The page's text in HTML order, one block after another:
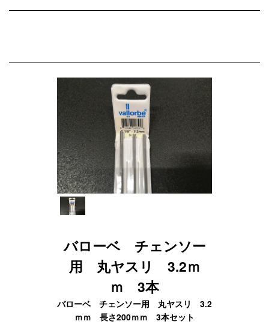
バローベ チェンソー
用 丸ヤスリ 3.2ｍ
ｍ 3本
バローベ チェンソー用 丸ヤスリ 3.2
ｍｍ 長さ200ｍｍ 3本セット